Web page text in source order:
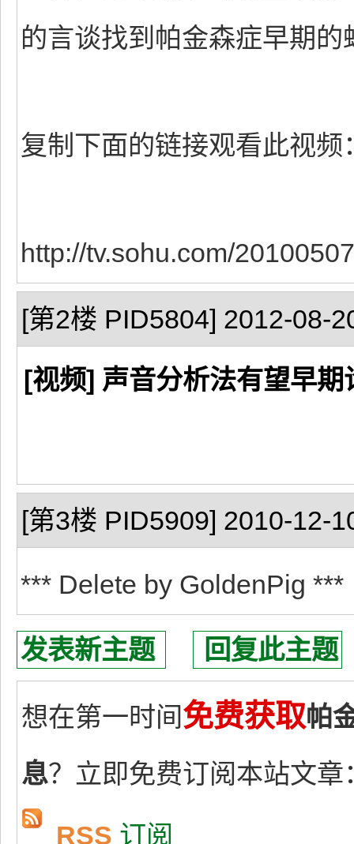
的言谈找到帕金森症早期的
复制下面的链接观看此视频
http://tv.sohu.com/
[第2楼 PID5804] 2012-08-
[视频] 声音分析法有望早期
[第3楼 PID5909] 2010-12-
*** Delete by GoldenPig ***
发表新主题 回复此主题
想在第一时间免费获取帕
息？立即免费订阅本站文章
RSS 订阅